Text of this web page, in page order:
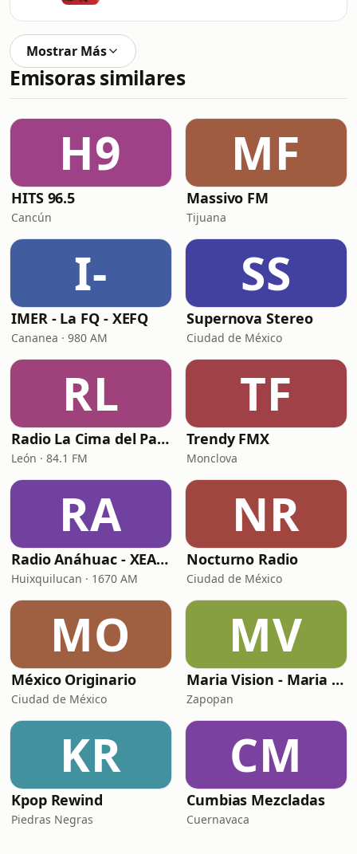
Mostrar Más
Emisoras similares
H9
HITS 96.5
Cancún
MF
Massivo FM
Tijuana
I-
IMER - La FQ - XEFQ
Cananea · 980 AM
SS
Supernova Stereo
Ciudad de México
RL
Radio La Cima del Paraíso
León · 84.1 FM
TF
Trendy FMX
Monclova
RA
Radio Anáhuac - XEANAH
Huixquilucan · 1670 AM
NR
Nocturno Radio
Ciudad de México
MO
México Originario
Ciudad de México
MV
Maria Vision - Maria Vision Italia
Zapopan
KR
Kpop Rewind
Piedras Negras
CM
Cumbias Mezcladas
Cuernavaca